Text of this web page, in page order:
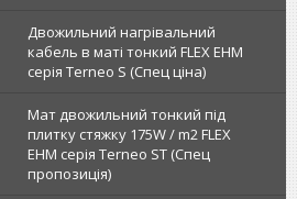
Двожильний нагрівальний
кабель в маті тонкий FLEX EHM
серія Terneo S (Спец ціна)
Мат двожильний тонкий під
плитку стяжку 175W / m2 FLEX
EHM серія Terneo SТ (Спец
пропозиція)